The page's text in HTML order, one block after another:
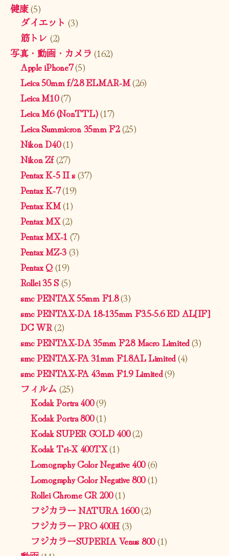
健康(5)
ダイエット (3)
筋トレ (2)
写真・動画・カメラ (162)
Apple iPhone7(5)
Leica 50mm f/2.8 ELMAR-M(26)
Leica M10(7)
Leica M6 (NonTTL)(17)
Leica Summicron 35mm F2(25)
Nikon D40(1)
Nikon Zf(27)
Pentax K-5 II s(37)
Pentax K-7(19)
Pentax KM(1)
Pentax MX(2)
Pentax MX-1 (7)
Pentax MZ-3(3)
Pentax Q(19)
Rollei 35 S(5)
smc PENTAX 55mm F1.8(3)
smc PENTAX-DA 18-135mm F3.5-5.6 ED AL[IF]
DC WR(2)
smc PENTAX-DA 35mm F2.8 Macro Limited(3)
smc PENTAX-FA 31mm F1.8AL Limited(4)
smc PENTAX-FA 43mm F1.9 Limited(9)
フィルム (25)
Kodak Portra 400(9)
Kodak Portra 800(1)
Kodak SUPER GOLD 400(2)
Kodak Tri-X 400TX(1)
Lomography Color Negative 400(6)
Lomography Color Negative 800(1)
Rollei Chrome CR 200(1)
フジカラー NATURA 1600(2)
フジカラー PRO 400H(3)
フジカラーSUPERIA Venus 800(1)